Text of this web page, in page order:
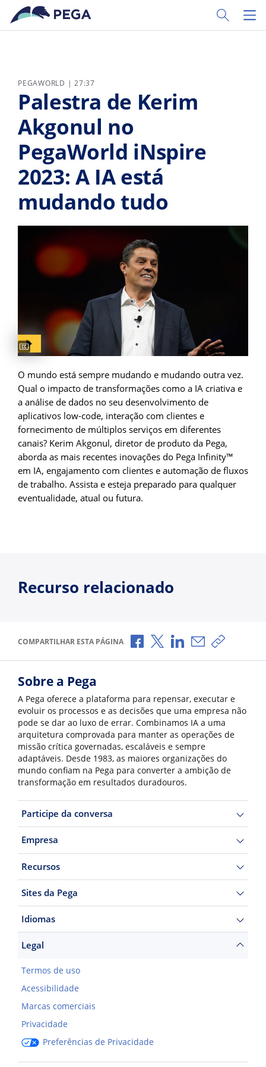
Pular para o conteúdo principal
Toggle
PEGAWORLD | 27:37
Palestra de Kerim
Akgonul no
PegaWorld iNspire
2023: A IA está
mudando tudo
Captions available
O mundo está sempre mudando e mudando outra vez.
Qual o impacto de transformações como a IA criativa e
a análise de dados no seu desenvolvimento de
aplicativos low-code, interação com clientes e
fornecimento de múltiplos serviços em diferentes
canais? Kerim Akgonul, diretor de produto da Pega,
aborda as mais recentes inovações do Pega Infinity™
em IA, engajamento com clientes e automação de fluxos
de trabalho. Assista e esteja preparado para qualquer
eventualidade, atual ou futura.
Recurso relacionado
COMPARTILHAR ESTA PÁGINA Compartilhar no Facebook
Compartilhar no X
Compartilhar no
Compartilhar
Copiar
Sobre a Pega
A Pega oferece a plataforma para repensar, executar e
evoluir os processos e as decisões que uma empresa não
pode se dar ao luxo de errar. Combinamos IA a uma
arquitetura comprovada para manter as operações de
missão crítica governadas, escaláveis e sempre
adaptáveis. Desde 1983, as maiores organizações do
mundo confiam na Pega para converter a ambição de
transformação em resultados duradouros.
Participe da conversa
Empresa
Recursos
Sites da Pega
Idiomas
Legal
Termos de uso
Acessibilidade
Marcas comerciais
Privacidade
Preferências de Privacidade